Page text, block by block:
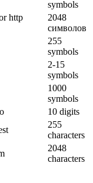
symbols
http
2048
символов
255
symbols
2-15
symbols
1000
symbols
10 digits
255
characters
2048
characters